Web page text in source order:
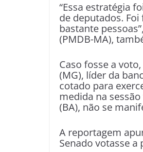
“Essa estratégia
de deputados.
bastante
(PMDB-MA),
Caso fosse a
(MG), líder da
cotado para
medida na
(BA), não se
A reportagem
Senado votasse